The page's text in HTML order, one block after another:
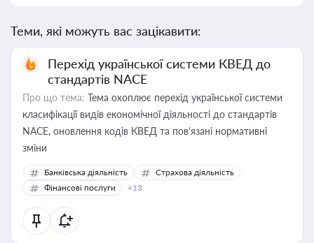
Теми, які можуть вас зацікавити:
Перехід української системи КВЕД до
стандартів NACE
Про що тема: Тема охоплює перехід української системи
класифікації видів економічної діяльності до стандартів
NACE, оновлення кодів КВЕД та пов'язані нормативні
зміни
Банківська діяльність
Страхова діяльність
Фінансові послуги
+13